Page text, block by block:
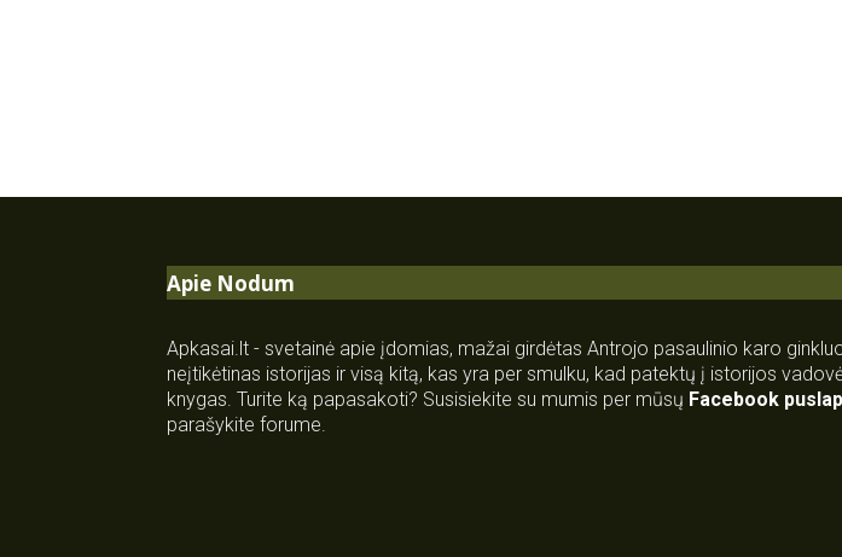
Apie Nodum
Apkasai.lt - svetainė apie įdomias, mažai girdėtas Antrojo pasaulinio karo
neįtikėtinas istorijas ir visą kitą, kas yra per smulku, kad patektų į istorijos
knygas. Turite ką papasakoti? Susisiekite su mumis per mūsų Facebook
parašykite forume.